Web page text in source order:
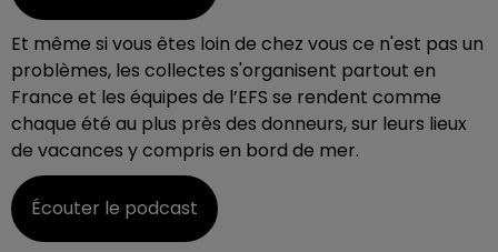
Et même si vous êtes loin de chez vous ce n'est pas un
problèmes, les collectes s'organisent partout en
France et les équipes de l’EFS se rendent comme
chaque été au plus près des donneurs, sur leurs lieux
de vacances y compris en bord de mer.
Écouter le podcast